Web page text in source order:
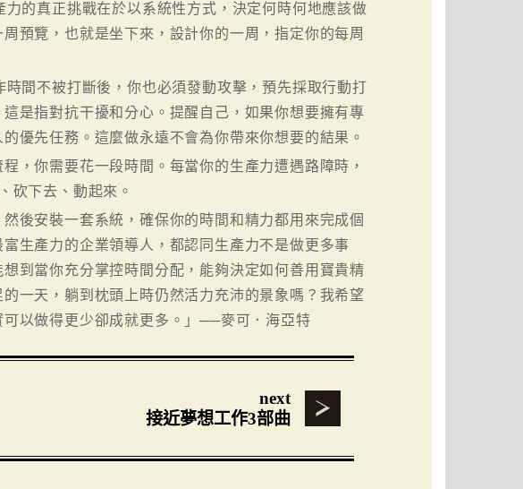
的真正挑戰在於以系統性方式，決定何時何地應該做
預覽，也就是坐下來，設計你的一周，指定你的每周
間不被打斷後，你也必須發動攻擊，預先採取行動打
是指對抗干擾和分心。提醒自己，如果你想要擁有專
優先任務。這麼做永遠不會為你帶來你想要的結果。
，你需要花一段時間。每當你的生產力遭遇路障時，
砍下去、動起來。
後安裝一套系統，確保你的時間和精力都用來完成個
生產力的企業領導人，都認同生產力不是做更多事
到當你充分掌控時間分配，能夠決定如何善用寶貴精
一天，躺到枕頭上時仍然活力充沛的景象嗎？我希望
以做得更少卻成就更多。」──麥可．海亞特
next
接近夢想工作3部曲